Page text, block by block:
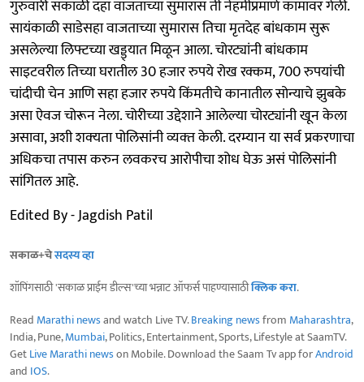
गुरुवारी सकाळी दहा वाजताच्या सुमारास ती नेहमीप्रमाणे कामावर गेली.
सायंकाळी साडेसहा वाजताच्या सुमारास तिचा मृतदेह बांधकाम सुरू
असलेल्या लिफ्टच्या खड्ड्यात मिळून आला. चोरट्यांनी बांधकाम
साइटवरील तिच्या घरातील 30 हजार रुपये रोख रक्कम, 700 रुपयांची
चांदीची चेन आणि सहा हजार रुपये किंमतीचे कानातील सोन्याचे झुबके
असा ऐवज चोरून नेला. चोरीच्या उद्देशाने आलेल्या चोरट्यांनी खून केला
असावा, अशी शक्‍यता पोलिसांनी व्यक्‍त केली. दरम्यान या सर्व प्रकरणाचा
अधिकचा तपास करुन लवकरच आरोपीचा शोध घेऊ असं पोलिसांनी
सांगितल आहे.
Edited By - Jagdish Patil
सकाळ+चेसदस्य व्हा
शॉपिंगसाठी 'सकाळ प्राईम डील्स'च्या भन्नाट ऑफर्स पाहण्यासाठीक्लिक करा.
Read Marathi newsand watch Live TV.Breaking newsfrom Maharashtra,
India, Pune,Mumbai, Politics, Entertainment, Sports, Lifestyle at SaamTV.
GetLive Marathi newson Mobile. Download the Saam Tv app forAndroid
and IOS.